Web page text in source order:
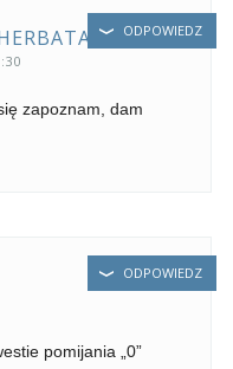
zapoznam, dam
ODPOWIEDZ
pomijania „0”
ODPOWIEDZ